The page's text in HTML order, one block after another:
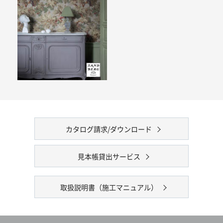
カタログ請求/ダウンロード
見本帳貸出サービス
取扱説明書（施工マニュアル）